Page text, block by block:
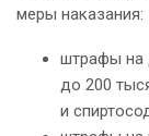
меры наказания:
штрафы на
до 200
и